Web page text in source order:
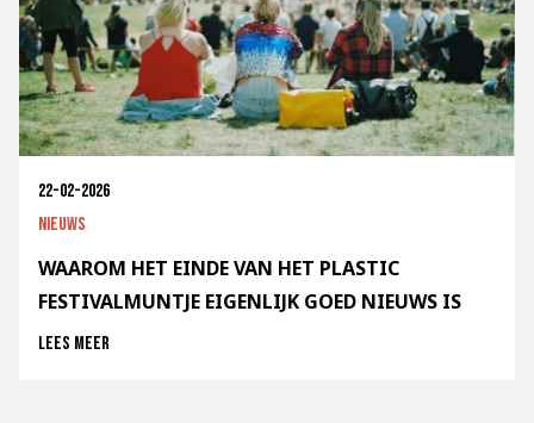
22-02-2026
Nieuws
WAAROM HET EINDE VAN HET PLASTIC
FESTIVALMUNTJE EIGENLIJK GOED NIEUWS IS
Lees meer